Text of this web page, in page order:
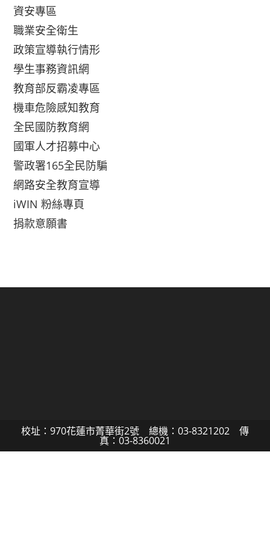
資安專區
職業安全衛生
政策宣導執行情形
學生事務資訊網
教育部反霸凌專區
機車危險感知教育
全民國防教育網
國軍人才招募中心
警政署165全民防騙
網路安全教育宣導
iWIN 粉絲專頁
捐款意願書
校址：970花蓮市菁華街2號 總機：03-8321202 傳
真：03-8360021